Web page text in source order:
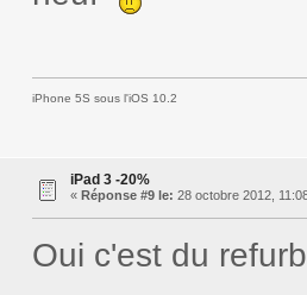
iPhone 5S sous l'iOS 10.2
iPad 3 -20%
« Réponse #9 le: 28 octobre 2012,
Oui c'est du